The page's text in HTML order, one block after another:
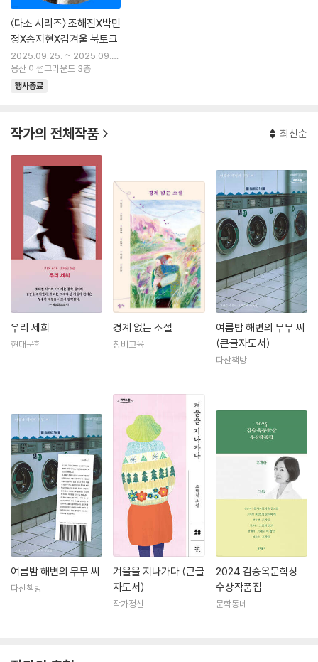
〈다소 시리즈〉 조해진X박민
정X송지현X김겨울 북토크
2025.09.25. ~ 2025.09.2
5.
용산 어썸그라운드 3층
행사종료
작가의 전체작품 최신순
우리 세희
현대문학
경계 없는 소설
창비교육
여름밤 해변의 무무 씨
(큰글자도서)
다산책방
여름밤 해변의 무무 씨
다산책방
겨울을 지나가다 (큰글
자도서)
작가정신
2024 김승옥문학상
수상작품집
문학동네